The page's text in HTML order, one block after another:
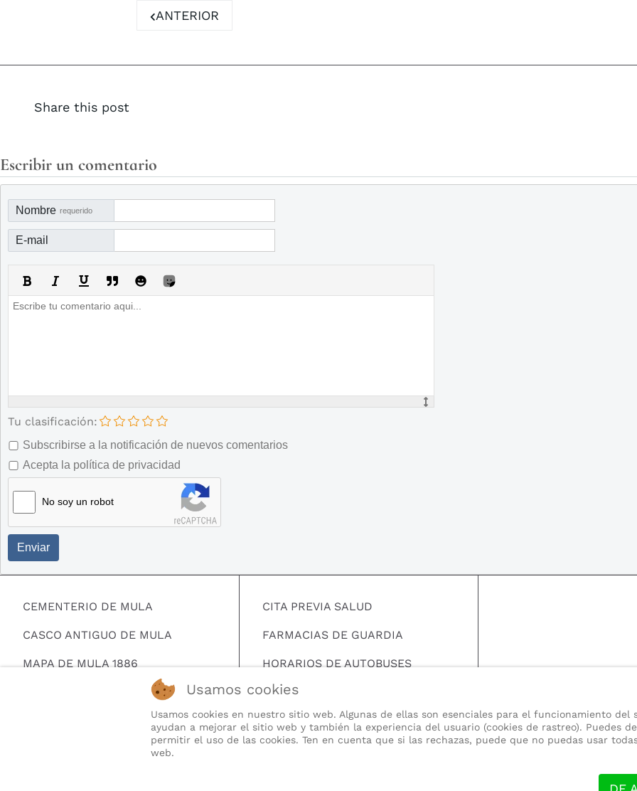
ARTÍCULO ANTERIOR: EL ALCALDE DE MULA SERÁ NOMBRADO
ANTERIOR
Share this post
Escribir un comentario
Nombre requerido
E-mail
Tu clasificación:
Subscribirse a la notificación de nuevos comentarios
Acepta la política de privacidad
No soy un robot
Enviar
CEMENTERIO DE MULA
CASCO ANTIGUO DE MULA
MAPA DE MULA 1886
MAPA HERALDICO DE MULA
CITA PREVIA SALUD
FARMACIAS DE GUARDIA
HORARIOS DE AUTOBUSES
BUSCAR EMPLEO
TELEFONOS DE INTERES
Usamos cookies
Usamos cookies en nuestro sitio web. Algunas de ellas son esenciales para el funcionamiento
ayudan a mejorar el sitio web y también la experiencia del usuario (cookies de rastreo). Puedes
permitir el uso de las cookies. Ten en cuenta que si las rechazas, puede que no puedas usar
web.